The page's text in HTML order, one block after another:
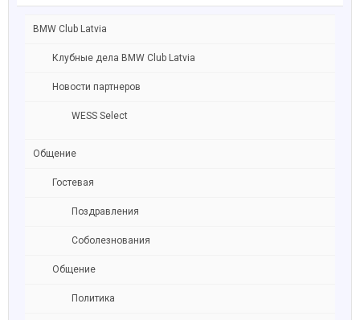
BMW Club Latvia
Клубные дела BMW Club Latvia
Новости партнеров
WESS Select
Общение
Гостевая
Поздравления
Соболезнования
Общение
Политика